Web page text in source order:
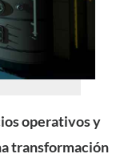
operativos y
transformación